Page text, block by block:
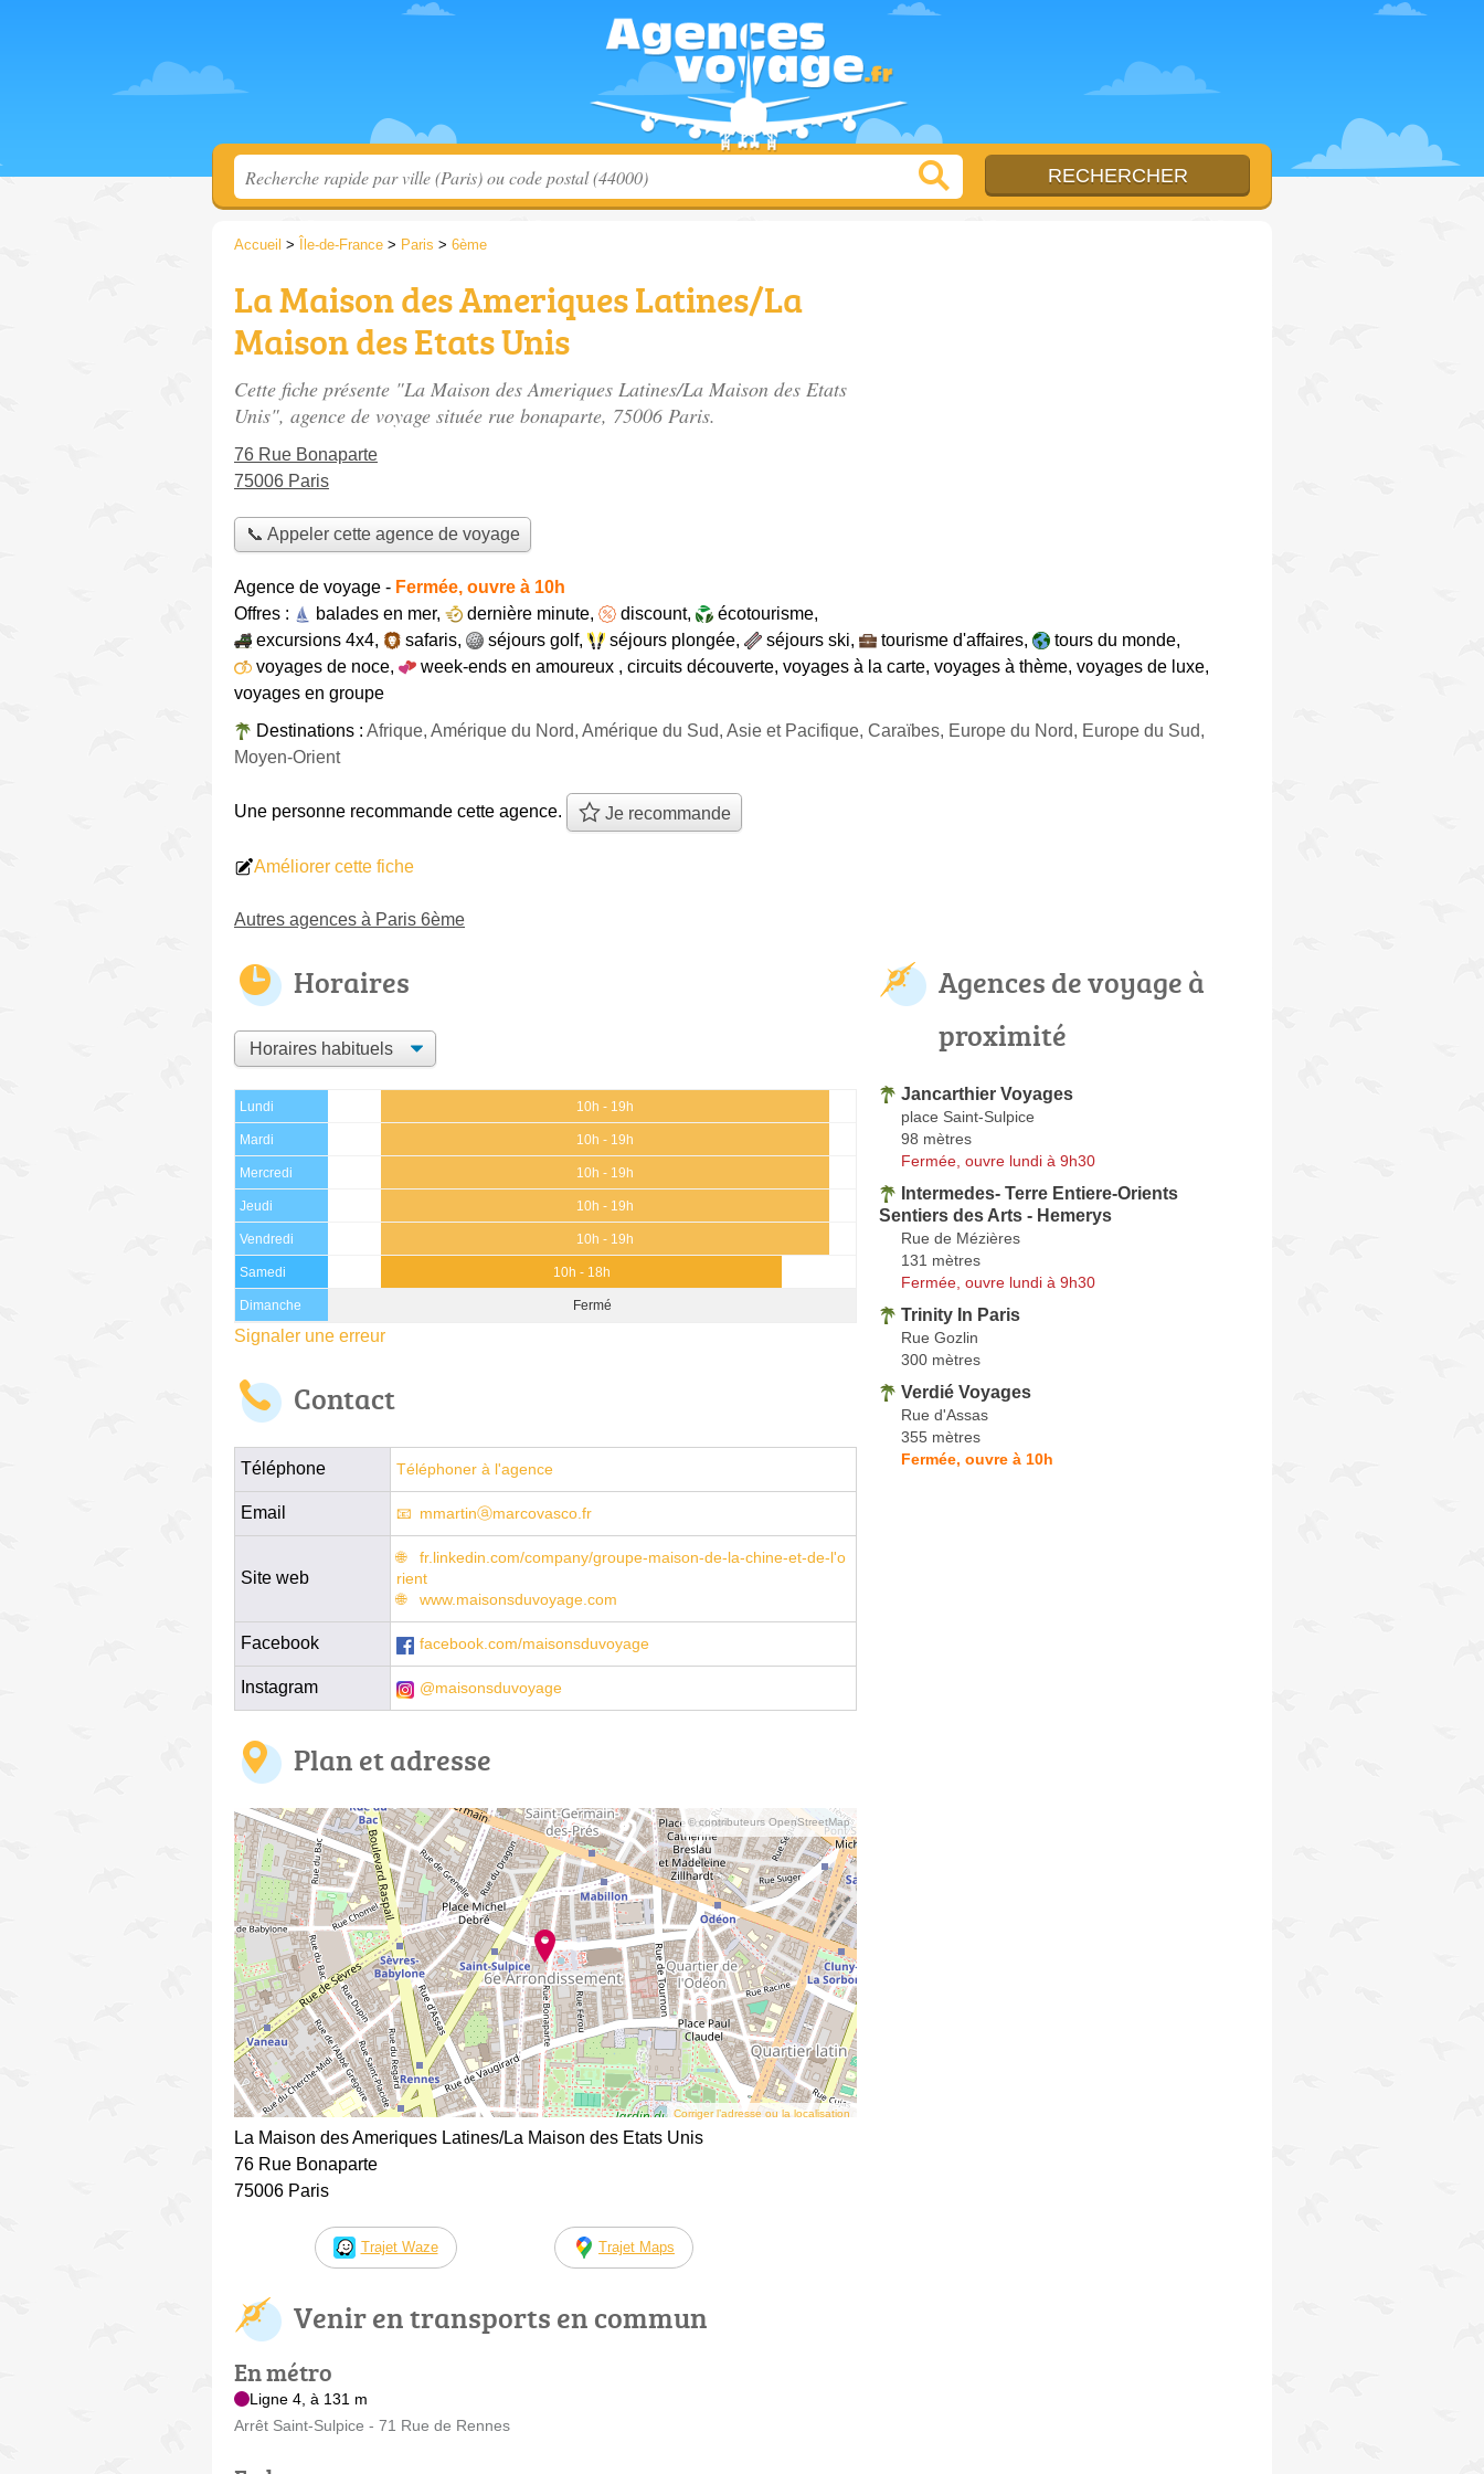
Accueil > Île-de-France > Paris > 6ème
La Maison des Ameriques Latines/La
Maison des Etats Unis
Cette fiche présente "La Maison des Ameriques Latines/La Maison des Etats
Unis", agence de voyage située rue bonaparte, 75006 Paris.
76 Rue Bonaparte
75006 Paris
📞 Appeler cette agence de voyage
Agence de voyage - Fermée, ouvre à 10h
Offres :
balades en mer, dernière minute, discount, écotourisme,
excursions 4x4, safaris, séjours golf, séjours plongée, séjours ski, tourisme d'affaires, tours du monde,
voyages de noce, week-ends en amoureux , circuits découverte, voyages à la carte, voyages à thème, voyages de luxe,
voyages en groupe
Destinations : Afrique, Amérique du Nord, Amérique du Sud, Asie et Pacifique, Caraïbes, Europe du Nord, Europe du Sud,
Moyen-Orient
Une personne recommande cette agence. Je recommande
Améliorer cette fiche
Autres agences à Paris 6ème
Horaires
Lundi 10h - 19h
Mardi 10h - 19h
Mercredi 10h - 19h
Jeudi 10h - 19h
Vendredi 10h - 19h
Samedi 10h - 18h
Dimanche Fermé
Signaler une erreur
Contact
Téléphone Téléphoner à l'agence
Email mmartinⓐmarcovasco.fr
Site web
fr.linkedin.com/company/groupe-maison-de-la-chine-et-de-l'o
rient
www.maisonsduvoyage.com
Facebook facebook.com/maisonsduvoyage
Instagram @maisonsduvoyage
Plan et adresse
© contributeurs OpenStreetMap
Corriger l’adresse ou la localisation
La Maison des Ameriques Latines/La Maison des Etats Unis
76 Rue Bonaparte
75006 Paris
Trajet Waze Trajet Maps
Venir en transports en commun
En métro
Ligne 4, à 131 m
Arrêt Saint-Sulpice - 71 Rue de Rennes
Agences de voyage à
proximité
Jancarthier Voyages
place Saint-Sulpice
98 mètres
Fermée, ouvre lundi à 9h30
Intermedes- Terre Entiere-Orients
Sentiers des Arts - Hemerys
Rue de Mézières
131 mètres
Fermée, ouvre lundi à 9h30
Trinity In Paris
Rue Gozlin
300 mètres
Verdié Voyages
Rue d'Assas
355 mètres
Fermée, ouvre à 10h